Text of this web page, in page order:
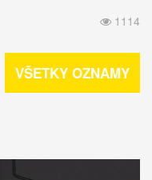
1114
VŠETKY OZNAMY